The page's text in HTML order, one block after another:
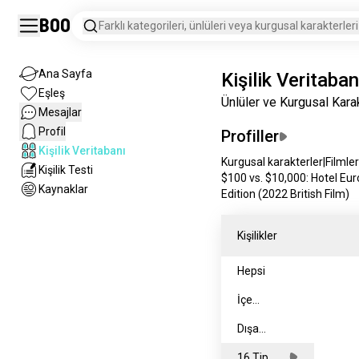
Boo Farklı kategorileri, ünlüleri veya kurgusal karakterleri
Ana Sayfa
Eşleş
Mesajlar
Profil
Kişilik Veritabanı
Kişilik Testi
Kaynaklar
Kişilik
Ünlüler ve Kurgusal
Profiller
Kurgusal karakterler Filmler
$100 vs. $10,000: Hotel
Edition (2022 British Film)
Kişilikler
Hepsi
İçe
Dışa